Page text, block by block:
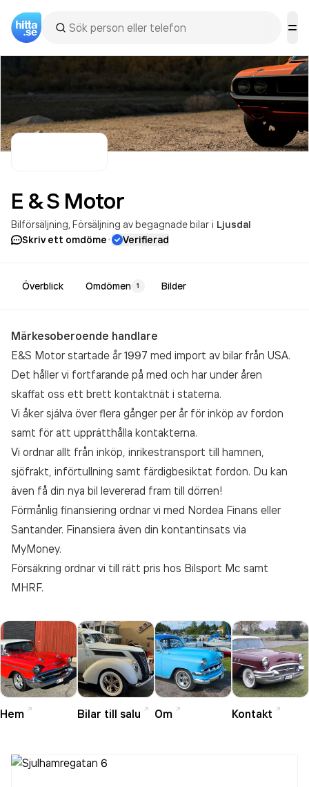
E & S Motor
Bilförsäljning Försäljning av begagnade bilar i Ljusdal
Skriv ett omdöme· Verifierad
Överblick Omdömen 1 Bilder
Märkesoberoende handlare
E&S Motor startade år 1997 med import av bilar från USA.
Det håller vi fortfarande på med och har under åren
skaffat oss ett brett kontaktnät i staterna.
Vi åker själva över flera gånger per år för inköp av fordon
samt för att upprätthålla kontakterna.
Vi ordnar allt från inköp, inrikestransport till hamnen,
sjöfrakt, införtullning samt färdigbesiktat fordon. Du kan
även få din nya bil levererad fram till dörren!
Förmånlig finansiering ordnar vi med Nordea Finans eller
Santander. Finansiera även din kontantinsats via
MyMoney.
Försäkring ordnar vi till rätt pris hos Bilsport Mc samt
MHRF.
Hem Bilar till salu Om Kontakt